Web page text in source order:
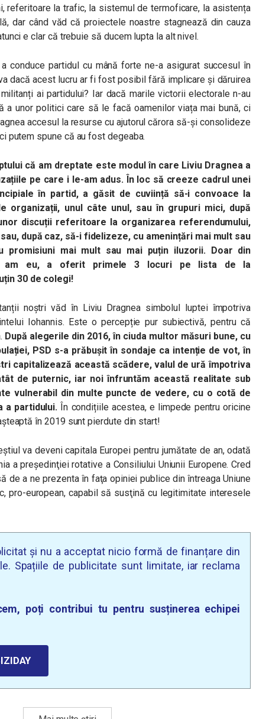
referitoare la trafic, la sistemul de termoficare, la asistența
dar când văd că proiectele noastre stagnează din cauza
e clar că trebuie să ducem lupta la alt nivel.
conduce partidul cu mână forte ne-a asigurat succesul în
dacă acest lucru ar fi fost posibil fără implicare și dăruirea
ai partidului? Iar dacă marile victorii electorale n-au
a unor politici care să le facă oamenilor viața mai bună, ci
accesul la resurse cu ajutorul cărora să-și consolideze
putem spune că au fost degeaba.
că am dreptate este modul în care Liviu Dragnea a
pe care i le-am adus. În loc să creeze cadrul unei
în partid, a găsit de cuviință să-i convoace la
organizații, unul câte unul, sau în grupuri mici, după
discuții referitoare la organizarea referendumului,
după caz, să-i fidelizeze, cu amenințări mai mult sau
promisiuni mai mult sau mai puțin iluzorii. Doar din
am eu, a oferit primele 3 locuri pe lista de la
30 de colegi!
noștri văd în Liviu Dragnea simbolul luptei împotriva
Iohannis. Este o percepție pur subiectivă, pentru că
După alegerile din 2016, în ciuda multor măsuri bune, cu
PSD s-a prăbușit în sondaje ca intenție de vot, în
capitalizează această scădere, valul de ură împotriva
de puternic, iar noi înfruntăm această realitate sub
vulnerabil din multe puncte de vedere, cu o cotă de
a partidului. În condițiile acestea, e limpede pentru oricine
în 2019 sunt pierdute din start!
va deveni capitala Europei pentru jumătate de an, odată
a preşedinţiei rotative a Consiliului Uniunii Europene. Cred
de a ne prezenta în faţa opiniei publice din întreaga Uniune
pro-european, capabil să susţină cu legitimitate interesele
și nu a acceptat nicio formă de finanțare din
Spațiile de publicitate sunt limitate, iar reclama
poți contribui tu pentru susținerea echipei